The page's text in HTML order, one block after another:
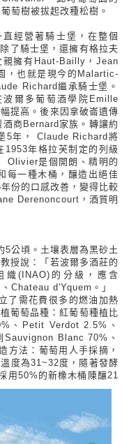
葡萄樹被拔起改種松樹。
營著騎士堡，在整個
了騎士堡，還擁有格拉夫
擁有Haut-Bailly，Jean
，也就是現今的Malartic-
Richard繼承騎士堡。
爾多葡萄酒學院Emille
提高。後來因拿破崙遺傳
商Bernard家族。轉讓約
5年， Claude Richard將
年格拉芙制定的列級
Olivier是個開朗、精明的
每一種木桶，釀造出絕佳
份的口感改善，變得比較
Derenoncourt，酒質明
頃。土壤表層為黑砂土
授說：「若波爾多酒莊的
(INAO)的分級，應含
Chateau d'Yquem。」
需花費很多的燃油加熱
葡萄品種：紅葡萄種植比
、Petit Verdot 2.5%、
Blanc 70%、
方法：葡萄用人手採摘，
度為31~32度，隨著發酵
用50%的新橡木桶陳釀21